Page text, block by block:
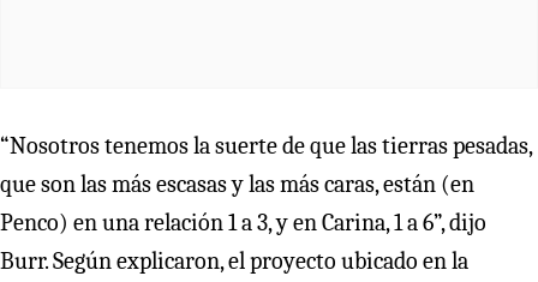
“Nosotros tenemos la suerte de que las tierras pesadas,
que son las más escasas y las más caras, están (en
Penco) en una relación 1 a 3, y en Carina, 1 a 6”, dijo
Burr. Según explicaron, el proyecto ubicado en la